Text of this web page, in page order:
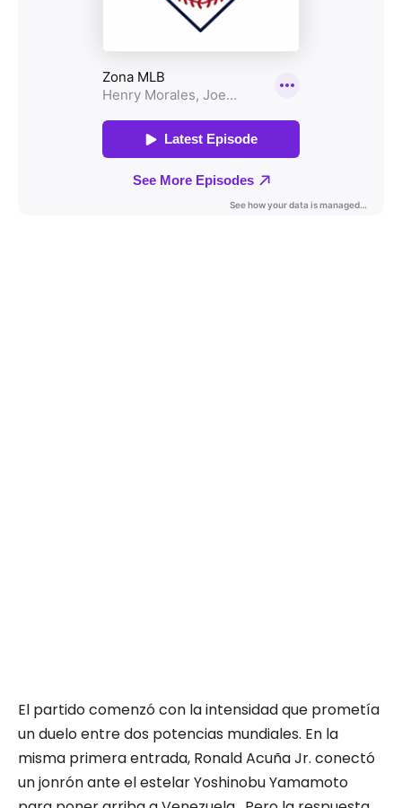
El partido comenzó con la intensidad que prometía
un duelo entre dos potencias mundiales. En la
misma primera entrada, Ronald Acuña Jr. conectó
un jonrón ante el estelar Yoshinobu Yamamoto